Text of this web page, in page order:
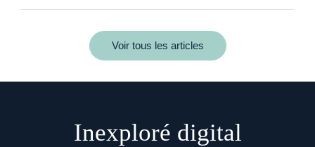
Voir tous les articles
Inexploré digital